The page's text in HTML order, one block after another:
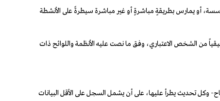
في الجمعية أو المؤسسة، أو يمارس بطريقةٍ مباشرةٍ أو غير مباشرة سيطرةً على الأنشطة
من الشخص الاعتباري، وفق ما نصت عليه الأنظمة واللوائح ذات
وكل تحديث يطرأ عليها، على أن يشمل السجل على الأقل البيانات